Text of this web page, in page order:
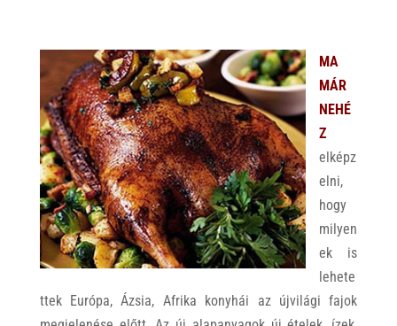
MA
MÁR
NEHÉ
Z
elképz
elni,
hogy
milyen
ek is
lehete
ttek Európa, Ázsia, Afrika konyhái az újvilági fajok